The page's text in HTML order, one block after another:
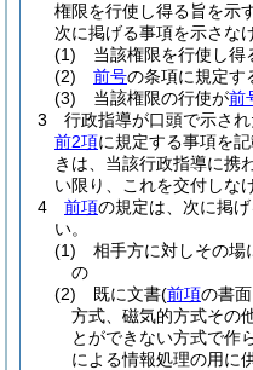
権限を行使し得る旨を示
次に掲げる事項を示さな
(1)
当該権限を行使し得
(2)
前号の条項に規定す
(3)
当該権限の行使が前
3
行政指導が口頭で示さ
前2項に規定する事項を
きは、当該行政指導に携
い限り、これを交付しな
4
前項の規定は、次に掲
い。
(1)
相手方に対しその場
の
(2)
既に文書(前項の書
方式、磁気的方式その
とができない方式で作
による情報処理の用に